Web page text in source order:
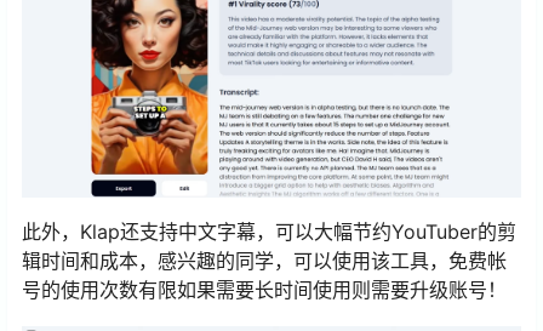
此外，Klap还支持中文字幕，可以大幅节约YouTuber的剪
辑时间和成本，感兴趣的同学，可以使用该工具，免费帐
号的使用次数有限如果需要长时间使用则需要升级账号！